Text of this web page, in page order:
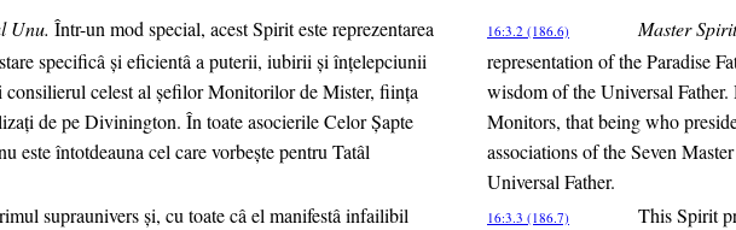
Unu. Într-un mod special, acest Spirit este reprezentarea
specificâ şi eficientâ a puterii, iubirii şi înţelepciunii
celest al şefilor Monitorilor de Mister, fiinţa
de pe Divinington. În toate asocierile Celor Şapte
întotdeauna cel care vorbeşte pentru Tatâl
16:3.2 (186.6) Master
representation of the Paradise
wisdom of the Universal
Monitors, that being who
associations of the Seven
Universal Father.
supraunivers şi, cu toate câ el manifestâ infailibil
16:3.3 (186.7)
This Spirit